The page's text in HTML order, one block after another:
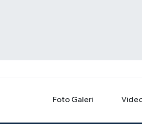
Foto Galeri